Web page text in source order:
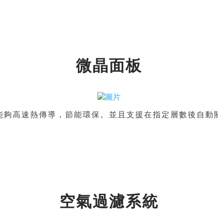
微晶面板
夠高速熱傳導，節能環保。並且支援在指定層數後自動
空氣過濾系統